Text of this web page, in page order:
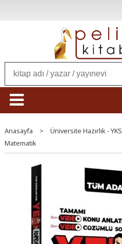
Anasayfa > Üniversite Hazırlık - YKS
Matematik